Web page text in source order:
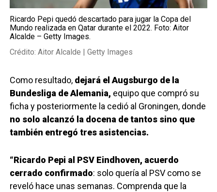
Ricardo Pepi quedó descartado para jugar la Copa del
Mundo realizada en Qatar durante el 2022. Foto: Aitor
Alcalde – Getty Images.
Crédito: Aitor Alcalde | Getty Images
Como resultado, dejará el Augsburgo de la
Bundesliga de Alemania, equipo que compró su
ficha y posteriormente la cedió al Groningen, donde
no solo alcanzó la docena de tantos sino que
también entregó tres asistencias.
“Ricardo Pepi al PSV Eindhoven, acuerdo
cerrado confirmado: solo quería al PSV como se
reveló hace unas semanas. Comprenda que la